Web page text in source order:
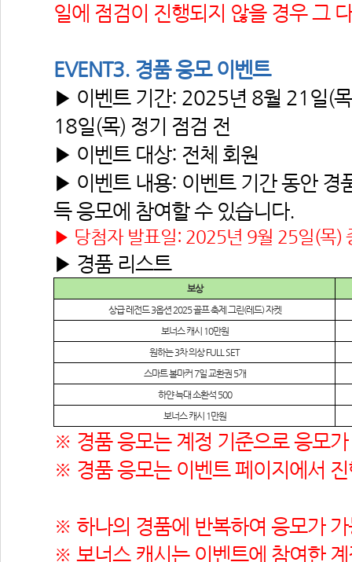
일에 점검이 진행되지 않을 경우 그
EVENT3. 경품 응모 이벤트
▶ 이벤트 기간: 2025년 8월 21일(
18일(목) 정기 점검 전
▶ 이벤트 대상: 전체 회원
▶ 이벤트 내용: 이벤트 기간 동안 경
득 응모에 참여할 수 있습니다.
▶ 당첨자 발표일: 2025년 9월 25일(목)
▶ 경품 리스트
보상
상급 레전드 3옵션 2025 골프 축제 그린(레드) 자켓
보너스 캐시 10만원
원하는 3차 의상 FULL SET
스마트 볼마커 7일 교환권 5개
하얀 늑대 소환석 500
보너스 캐시 1만원
※ 경품 응모는 계정 기준으로 응모
※ 경품 응모는 이벤트 페이지에서
※ 하나의 경품에 반복하여 응모가
※ 보너스 캐시는 이벤트에 참여한